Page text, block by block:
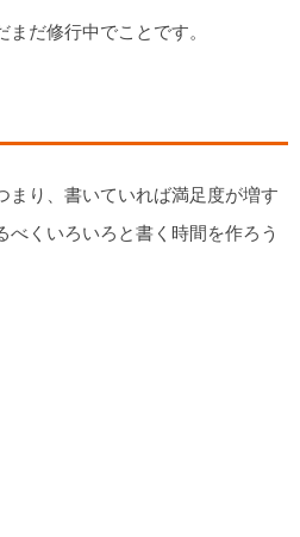
だ修行中でことです。
まり、書いていれば満足度が増す
べくいろいろと書く時間を作ろう